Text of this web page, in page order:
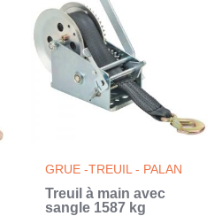
GRUE -TREUIL - PALAN
Treuil à main avec
sangle 1587 kg